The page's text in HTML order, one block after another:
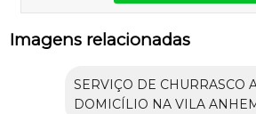
Imagens relacionadas
SERVIÇO DE CHURRASCO
DOMICÍLIO NA VILA